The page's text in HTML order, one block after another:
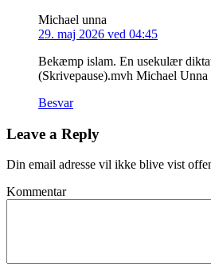
Michael unna
29. maj 2026 ved 04:45
Bekæmp islam. En usekulær
(Skrivepause).mvh Michael Unna
Besvar
Leave a Reply
Din email adresse vil ikke blive vist
Kommentar